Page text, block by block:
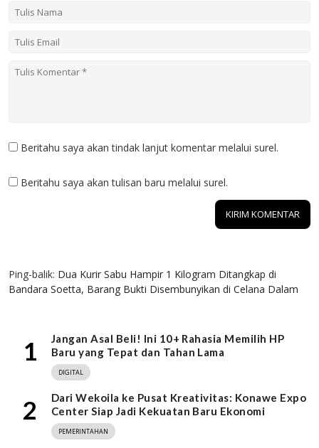
Beritahu saya akan tindak lanjut komentar melalui surel.
Beritahu saya akan tulisan baru melalui surel.
Ping-balik: Dua Kurir Sabu Hampir 1 Kilogram Ditangkap di
Bandara Soetta, Barang Bukti Disembunyikan di Celana Dalam
1
Jangan Asal Beli! Ini 10+ Rahasia Memilih HP
Baru yang Tepat dan Tahan Lama
DIGITAL
2
Dari Wekoila ke Pusat Kreativitas: Konawe Expo
Center Siap Jadi Kekuatan Baru Ekonomi
PEMERINTAHAN